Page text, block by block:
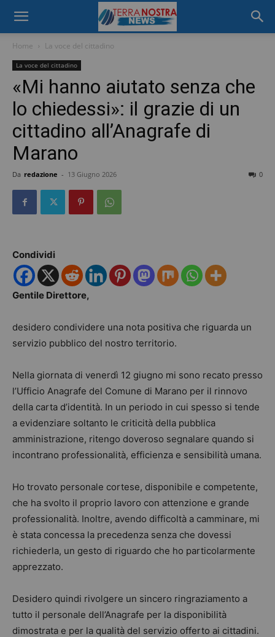
Home La voce del cittadino
La voce del cittadino
«Mi hanno aiutato senza che
lo chiedessi»: il grazie di un
cittadino all’Anagrafe di
Marano
Da redazione - 13 Giugno 2026 0
Condividi
Gentile Direttore,
desidero condividere una nota positiva che riguarda un
servizio pubblico del nostro territorio.
Nella giornata di venerdì 12 giugno mi sono recato presso
l’Ufficio Anagrafe del Comune di Marano per il rinnovo
della carta d’identità. In un periodo in cui spesso si tende
a evidenziare soltanto le criticità della pubblica
amministrazione, ritengo doveroso segnalare quando si
incontrano professionalità, efficienza e sensibilità umana.
Ho trovato personale cortese, disponibile e competente,
che ha svolto il proprio lavoro con attenzione e grande
professionalità. Inoltre, avendo difficoltà a camminare, mi
è stata concessa la precedenza senza che dovessi
richiederla, un gesto di riguardo che ho particolarmente
apprezzato.
Desidero quindi rivolgere un sincero ringraziamento a
tutto il personale dell’Anagrafe per la disponibilità
dimostrata e per la qualità del servizio offerto ai cittadini.